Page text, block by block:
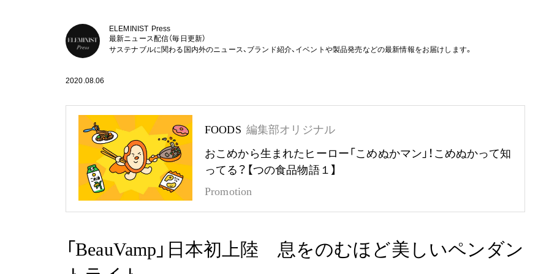
ELEMINIST Press
最新ニュース配信（毎日更新）
サステナブルに関わる国内外のニュース、ブランド紹介、イベントや製品発売などの最新情報をお届けします。
2020.08.06
FOODS 編集部オリジナル
おこめから生まれたヒーロー「こめぬかマン」！こめぬかって知
ってる？【つの食品物語１】
Promotion
「BeauVamp」日本初上陸 息をのむほど美しいペンダン